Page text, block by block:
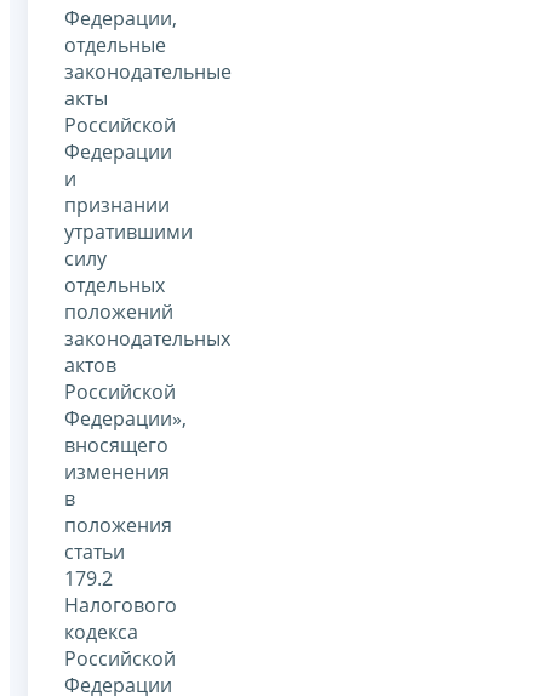
Федерации,
отдельные
законодательные
акты
Российской
Федерации
и
признании
утратившими
силу
отдельных
положений
законодательных
актов
Российской
Федерации»,
вносящего
изменения
в
положения
статьи
179.2
Налогового
кодекса
Российской
Федерации